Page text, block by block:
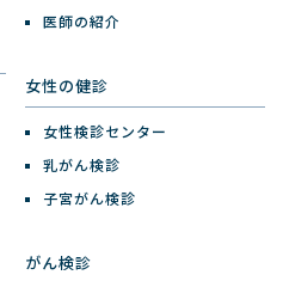
医師の紹介
女性の健診
女性検診センター
乳がん検診
子宮がん検診
がん検診